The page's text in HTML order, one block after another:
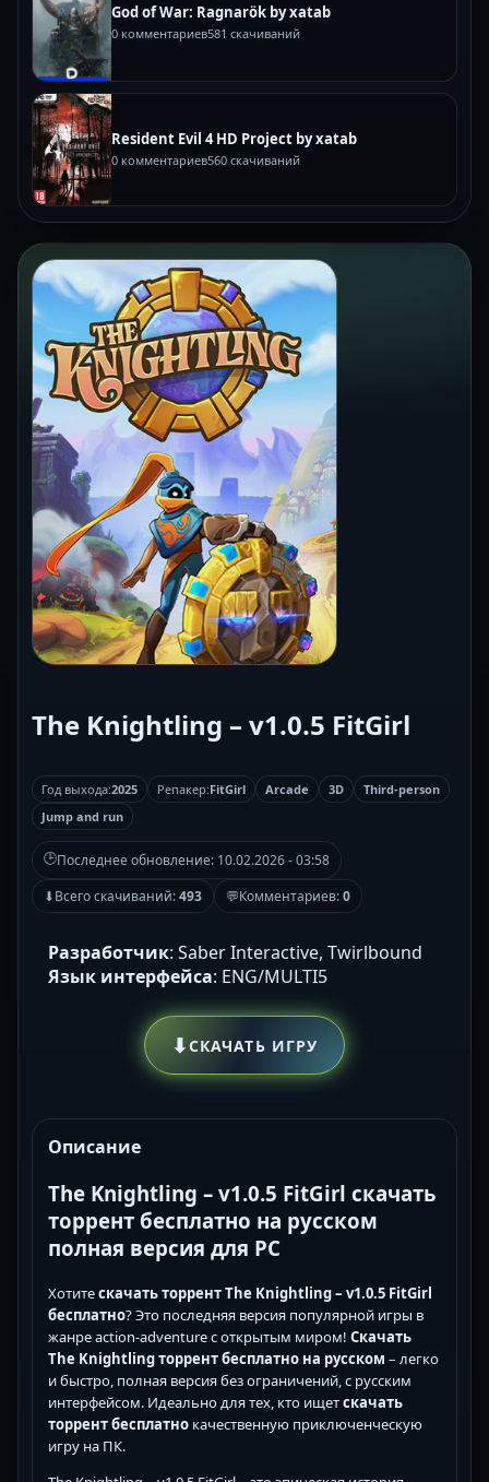
God of War: Ragnarök by xatab
0 комментариев581 скачиваний
Resident Evil 4 HD Project by xatab
0 комментариев560 скачиваний
The Knightling – v1.0.5 FitGirl
Год выхода:2025 Репакер:FitGirl Arcade 3D
Third-person
Jump and run
🕒Последнее обновление: 10.02.2026 - 03:58
⬇Всего скачиваний:493 💬Комментариев:0
Разработчик: Saber Interactive, Twirlbound
Язык интерфейса: ENG/MULTI5
⬇СКАЧАТЬ ИГРУ
Описание
The Knightling – v1.0.5 FitGirl скачать
торрент бесплатно на русском
полная версия для PC
Хотитескачать торрент The Knightling – v1.0.5 FitGirl
бесплатно? Это последняя версия популярной игры в
жанре action-adventure с открытым миром! Скачать
The Knightling торрент бесплатно на русском – легко
и быстро, полная версия без ограничений, с русским
интерфейсом. Идеально для тех, кто ищетскачать
торрент бесплатно качественную приключенческую
игру на ПК.